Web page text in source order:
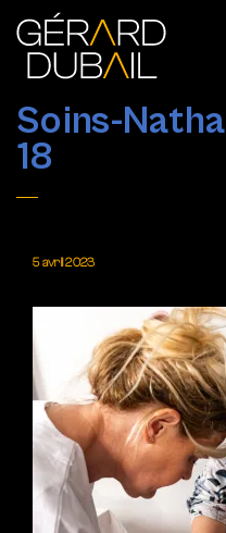
Soins-
18
5 avril 2023